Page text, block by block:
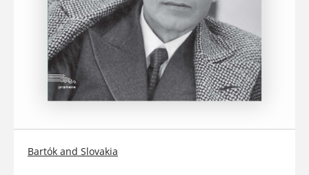
Bartók and Slovakia